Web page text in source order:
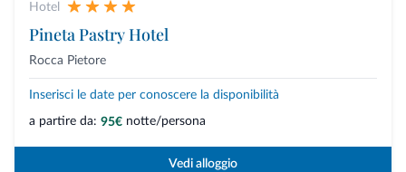
Hotel
Pineta Pastry Hotel
Rocca Pietore
Inserisci le date per conoscere la disponibilità
a partire da: 95€ notte/persona
Vedi alloggio